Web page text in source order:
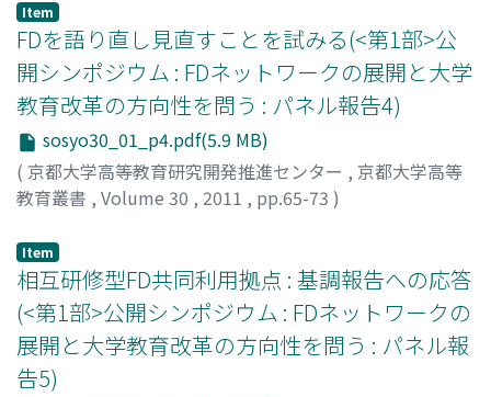
Item
FDを語り直し見直すことを試みる(<第1部>公
開シンポジウム : FDネットワークの展開と大学
教育改革の方向性を問う : パネル報告4)
sosyo30_01_p4.pdf(5.9 MB)
( 京都大学高等教育研究開発推進センター , 京都大学高等
教育叢書 , Volume 30 , 2011 , pp.65-73 )
Item
相互研修型FD共同利用拠点 : 基調報告への応答
(<第1部>公開シンポジウム : FDネットワークの
展開と大学教育改革の方向性を問う : パネル報
告5)